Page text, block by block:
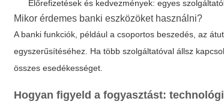
Előrefizetések és kedvezmények: egyes
Mikor érdemes banki eszközöket használni?
A banki funkciók, például a csoportos beszedés, az
egyszerűsítéséhez. Ha több szolgáltatóval állsz
összes esedékességet.
Hogyan figyeld a fogyasztást: